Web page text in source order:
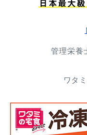
管理栄養
ワタ